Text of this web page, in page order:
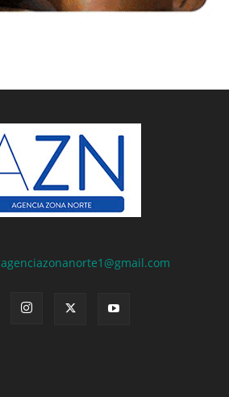
agenciazonanorte1@gmail.com